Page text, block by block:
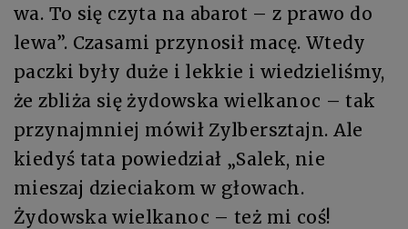
wa. To się czyta na abarot – z prawo do
lewa”. Czasami przynosił macę. Wtedy
paczki były duże i lekkie i wiedzieliśmy,
że zbliża się żydowska wielkanoc – tak
przynajmniej mówił Zylbersztajn. Ale
kiedyś tata powiedział „Salek, nie
mieszaj dzieciakom w głowach.
Żydowska wielkanoc – też mi coś!